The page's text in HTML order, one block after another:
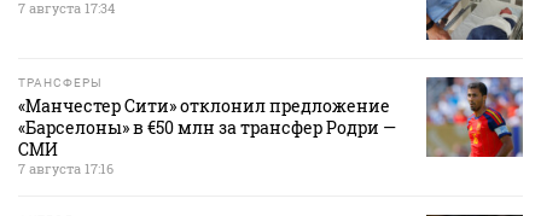
7 августа 17:34
ТРАНСФЕРЫ
«Манчестер Сити» отклонил предложение
«Барселоны» в €50 млн за трансфер Родри —
СМИ
7 августа 17:16